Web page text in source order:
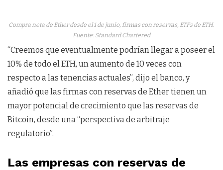
Compra neta de Ether desde el 1 de junio, firmas con reservas, ETFs de ETH.
Fuente: Standard Chartered
“Creemos que eventualmente podrían llegar a poseer el
10% de todo el ETH, un aumento de 10 veces con
respecto a las tenencias actuales”, dijo el banco, y
añadió que las firmas con reservas de Ether tienen un
mayor potencial de crecimiento que las reservas de
Bitcoin, desde una “perspectiva de arbitraje
regulatorio”.
Las empresas con reservas de